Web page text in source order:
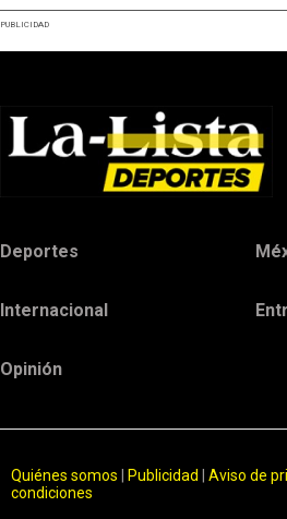
PUBLICIDAD
Deportes
Internacional
Opinión
Quiénes somos Publicidad Aviso de
condiciones